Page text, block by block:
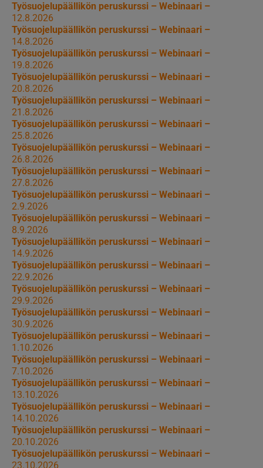
Työsuojelupäällikön peruskurssi – Webinaari –
12.8.2026
Työsuojelupäällikön peruskurssi – Webinaari –
14.8.2026
Työsuojelupäällikön peruskurssi – Webinaari –
19.8.2026
Työsuojelupäällikön peruskurssi – Webinaari –
20.8.2026
Työsuojelupäällikön peruskurssi – Webinaari –
21.8.2026
Työsuojelupäällikön peruskurssi – Webinaari –
25.8.2026
Työsuojelupäällikön peruskurssi – Webinaari –
26.8.2026
Työsuojelupäällikön peruskurssi – Webinaari –
27.8.2026
Työsuojelupäällikön peruskurssi – Webinaari –
2.9.2026
Työsuojelupäällikön peruskurssi – Webinaari –
8.9.2026
Työsuojelupäällikön peruskurssi – Webinaari –
14.9.2026
Työsuojelupäällikön peruskurssi – Webinaari –
22.9.2026
Työsuojelupäällikön peruskurssi – Webinaari –
29.9.2026
Työsuojelupäällikön peruskurssi – Webinaari –
30.9.2026
Työsuojelupäällikön peruskurssi – Webinaari –
1.10.2026
Työsuojelupäällikön peruskurssi – Webinaari –
7.10.2026
Työsuojelupäällikön peruskurssi – Webinaari –
13.10.2026
Työsuojelupäällikön peruskurssi – Webinaari –
14.10.2026
Työsuojelupäällikön peruskurssi – Webinaari –
20.10.2026
Työsuojelupäällikön peruskurssi – Webinaari –
23.10.2026